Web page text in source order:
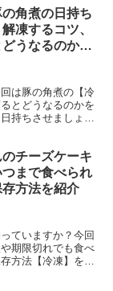
の角煮の日持ち
凍するコツ、
うなるのかを
は豚の角煮の【冷
とどうなるのかを
持ちさせましょ
チーズケーキ
まで食べられ
方法を紹介
ていますか？今回
期限切れでも食べ
方法【冷凍】を紹